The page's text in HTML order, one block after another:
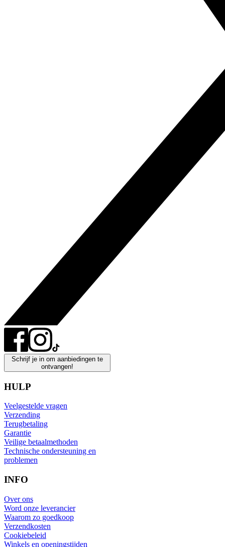
Schrijf je in om aanbiedingen te
ontvangen!
HULP
Veelgestelde vragen
Verzending
Terugbetaling
Garantie
Veilige betaalmethoden
Technische ondersteuning en
problemen
INFO
Over ons
Word onze leverancier
Waarom zo goedkoop
Verzendkosten
Cookiebeleid
Winkels en openingstijden